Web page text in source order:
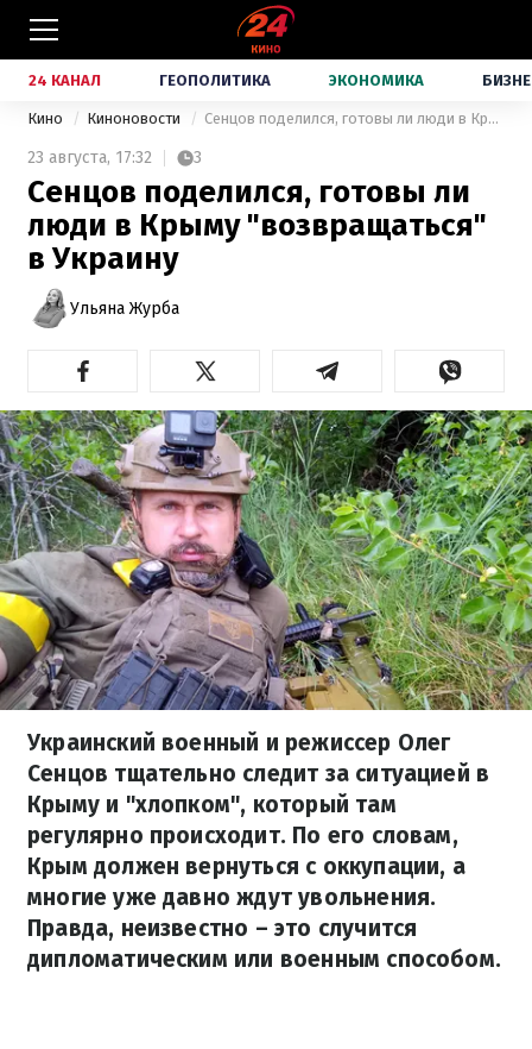
24 КАНАЛ ГЕОПОЛИТИКА ЭКОНОМИКА
Кино Киноновости Сенцов поделился, готовы ли люди в Крыму "возвращаться" в Украину
23 августа, 17:32 3
Сенцов поделился, готовы ли
люди в Крыму "возвращаться"
в Украину
Ульяна Журба
Украинский военный и режиссер Олег
Сенцов тщательно следит за ситуацией в
Крыму и "хлопком", который там
регулярно происходит. По его словам,
Крым должен вернуться с оккупации, а
многие уже давно ждут увольнения.
Правда, неизвестно – это случится
дипломатическим или военным способом.